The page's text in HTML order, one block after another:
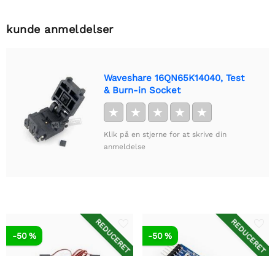
kunde anmeldelser
Waveshare 16QN65K14040, Test
& Burn-in Socket
★ ★ ★ ★ ★
Klik på en stjerne for at skrive din
anmeldelse
REDUCERET
-50 % REDUCERET
-50 %